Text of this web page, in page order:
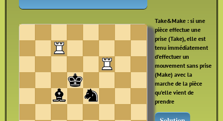
Take&Make : si une
pièce effectue une
prise (Take), elle est
tenu immédiatement
d'effectuer un
mouvement sans prise
(Make) avec la
marche de la pièce
qu'elle vient de
prendre